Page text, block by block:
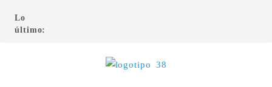
Lo
último: